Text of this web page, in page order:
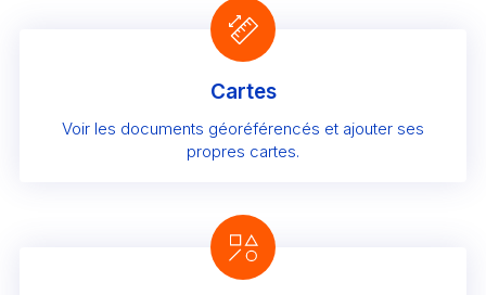
Cartes
Voir les documents géoréférencés et ajouter ses
propres cartes.